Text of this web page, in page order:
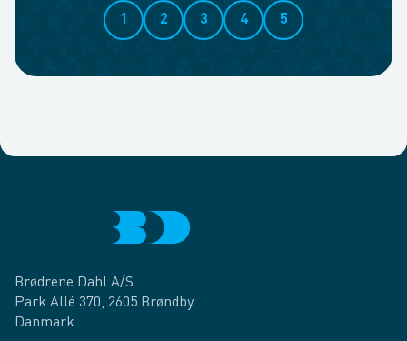
1 2 3 4 5
Brødrene Dahl A/S
Park Allé 370, 2605 Brøndby
Danmark